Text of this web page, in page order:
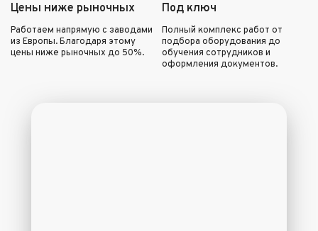
Цены ниже рыночных
Работаем напрямую с заводами
из Европы. Благодаря этому
цены ниже рыночных до 50%.
Под ключ
Полный комплекс работ от
подбора оборудования до
обучения сотрудников и
оформления документов.